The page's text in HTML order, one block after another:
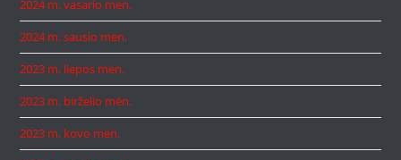
2024 m. vasario mėn.
2024 m. sausio mėn.
2023 m. liepos mėn.
2023 m. birželio mėn.
2023 m. kovo mėn.